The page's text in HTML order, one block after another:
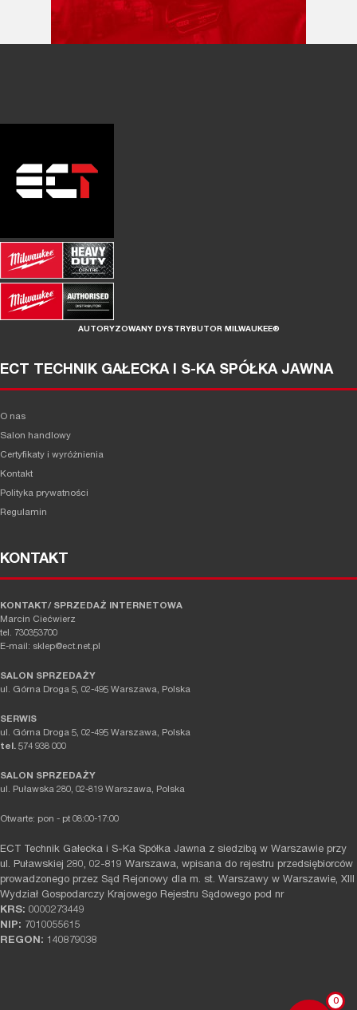
0
AUTORYZOWANY DYSTRYBUTOR MILWAUKEE®
ECT TECHNIK GAŁECKA I S-KA SPÓŁKA JAWNA
O nas
Salon handlowy
Certyfikaty i wyróżnienia
Kontakt
Polityka prywatności
Regulamin
KONTAKT
KONTAKT/ SPRZEDAŻ INTERNETOWA
Marcin Ciećwierz
tel. 730353700
E-mail: sklep@ect.net.pl
SALON SPRZEDAŻY
ul. Górna Droga 5, 02-495 Warszawa, Polska
SERWIS
ul. Górna Droga 5, 02-495 Warszawa, Polska
tel. 574 938 000
SALON SPRZEDAŻY
ul. Puławska 280, 02-819 Warszawa, Polska
Otwarte: pon - pt 08:00-17:00
ECT Technik Gałecka i S-Ka Spółka Jawna z siedzibą w Warszawie przy
ul. Puławskiej 280, 02-819 Warszawa, wpisana do rejestru przedsiębiorców
prowadzonego przez Sąd Rejonowy dla m. st. Warszawy w Warszawie, XIII
Wydział Gospodarczy Krajowego Rejestru Sądowego pod nr
KRS: 0000273449
NIP: 7010055615
REGON: 140879038